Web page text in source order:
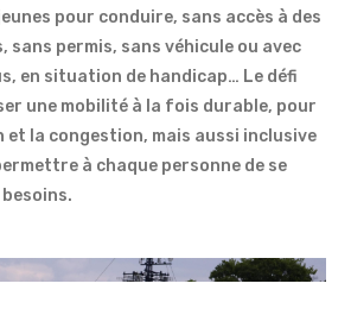
pour conduire, sans accès à des
permis, sans véhicule ou avec
en situation de handicap… Le défi
une mobilité à la fois durable, pour
la congestion, mais aussi inclusive
à chaque personne de se